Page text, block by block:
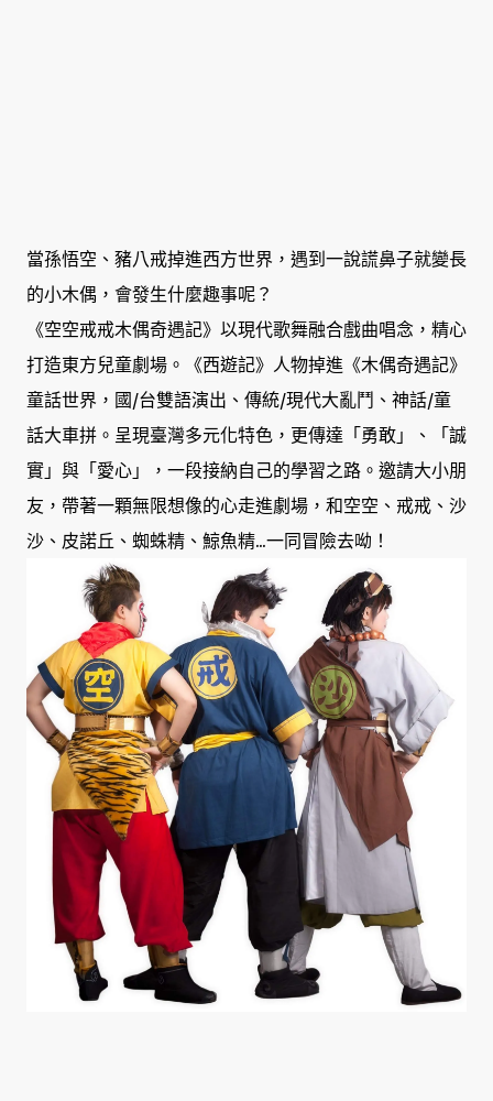
當孫悟空、豬八戒掉進西方世界，遇到一說謊鼻子就變長
的小木偶，會發生什麼趣事呢？
《空空戒戒木偶奇遇記》以現代歌舞融合戲曲唱念，精心
打造東方兒童劇場。《西遊記》人物掉進《木偶奇遇記》
童話世界，國/台雙語演出、傳統/現代大亂鬥、神話/童
話大車拼。呈現臺灣多元化特色，更傳達「勇敢」、「誠
實」與「愛心」，一段接納自己的學習之路。邀請大小朋
友，帶著一顆無限想像的心走進劇場，和空空、戒戒、沙
沙、皮諾丘、蜘蛛精、鯨魚精...一同冒險去呦！